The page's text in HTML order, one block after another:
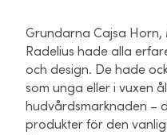
Grundarna Cajsa
Radelius hade alla
och design. De hade
som unga eller i vuxen
hudvårdsmarknaden –
produkter för den